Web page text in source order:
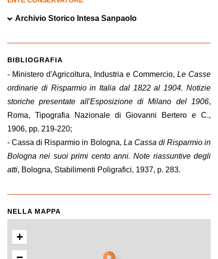
Archivio Storico Intesa Sanpaolo
BIBLIOGRAFIA
- Ministero d'Agricoltura, Industria e Commercio, Le Casse
ordinarie di Risparmio in Italia dal 1822 al 1904. Notizie
storiche presentate all'Esposizione di Milano del 1906,
Roma, Tipografia Nazionale di Giovanni Bertero e C.,
1906, pp. 219-220;
- Cassa di Risparmio in Bologna, La Cassa di Risparmio in
Bologna nei suoi primi cento anni. Note riassuntive degli
atti, Bologna, Stabilimenti Poligrafici, 1937, p. 283.
NELLA MAPPA
+